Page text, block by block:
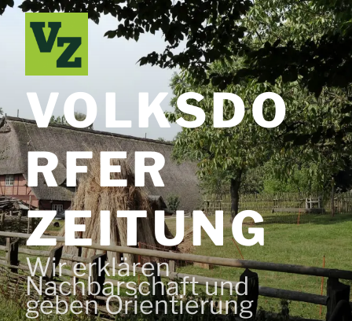
Zum
Inhalt
springen
VOLKSDO
RFER
ZEITUNG
Wir erklären
Nachbarschaft und
geben Orientierung